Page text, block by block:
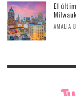
El
AMALIA